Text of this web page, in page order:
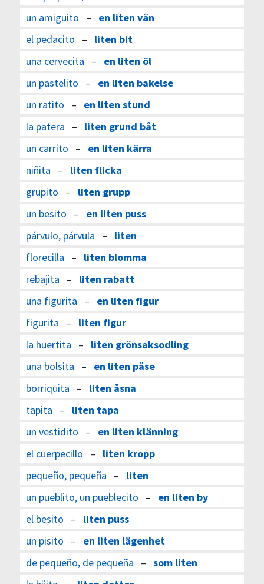
un amiguito – en liten vän
el pedacito – liten bit
una cervecita – en liten öl
un pastelito – en liten bakelse
un ratito – en liten stund
la patera – liten grund båt
un carrito – en liten kärra
niñita – liten flicka
grupito – liten grupp
un besito – en liten puss
párvulo, párvula – liten
florecilla – liten blomma
rebajita – liten rabatt
una figurita – en liten figur
figurita – liten figur
la huertita – liten grönsaksodling
una bolsita – en liten påse
borriquita – liten åsna
tapita – liten tapa
un vestidito – en liten klänning
el cuerpecillo – liten kropp
pequeño, pequeña – liten
un pueblito, un pueblecito – en liten by
el besito – liten puss
un pisito – en liten lägenhet
de pequeño, de pequeña – som liten